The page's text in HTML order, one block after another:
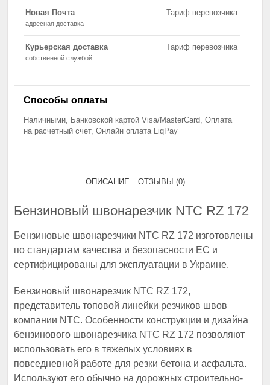
Новая Почта
адресная доставка
Тариф перевозчика
Курьерская доставка
собственной службой
Тариф перевозчика
Способы оплаты
Наличными, Банковской картой Visa/MasterCard, Оплата
на расчетный счет, Онлайн оплата LiqPay
ОПИСАНИЕ ОТЗЫВЫ (0)
Бензиновый швонарезчик NTC RZ 172
Бензиновые швонарезчики NTC RZ 172 изготовлены
по стандартам качества и безопасности ЕС и
сертифицированы для эксплуатации в Украине.
Бензиновый швонарезчик NTC RZ 172,
представитель топовой линейки резчиков швов
компании NTC. Особенности конструкции и дизайна
бензинового швонарезчика NTC RZ 172 позволяют
использовать его в тяжелых условиях в
повседневной работе для резки бетона и асфальта.
Используют его обычно на дорожных строительно-